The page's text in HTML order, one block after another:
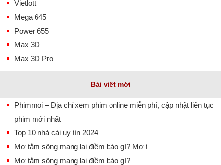
Vietlott
Mega 645
Power 655
Max 3D
Max 3D Pro
Bài viết mới
Phimmoi – Địa chỉ xem phim online miễn phí, cập nhật liên tục
phim mới nhất
Top 10 nhà cái uy tín 2024
Mơ tắm sông mang lại điềm báo gì? Mơ t
Mơ tắm sông mang lại điềm báo gì?